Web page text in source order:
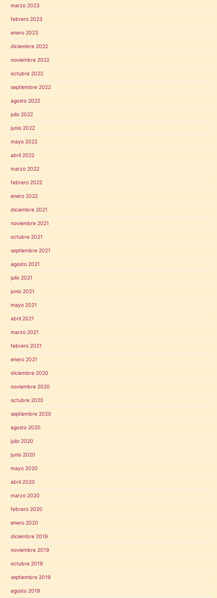
marzo 2023
febrero 2023
enero 2023
diciembre 2022
noviembre 2022
octubre 2022
septiembre 2022
agosto 2022
julio 2022
junio 2022
mayo 2022
abril 2022
marzo 2022
febrero 2022
enero 2022
diciembre 2021
noviembre 2021
octubre 2021
septiembre 2021
agosto 2021
julio 2021
junio 2021
mayo 2021
abril 2021
marzo 2021
febrero 2021
enero 2021
diciembre 2020
noviembre 2020
octubre 2020
septiembre 2020
agosto 2020
julio 2020
junio 2020
mayo 2020
abril 2020
marzo 2020
febrero 2020
enero 2020
diciembre 2019
noviembre 2019
octubre 2019
septiembre 2019
agosto 2019